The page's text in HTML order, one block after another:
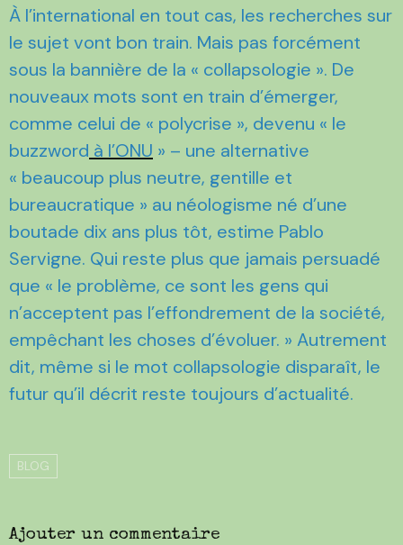
À l’international en tout cas, les recherches sur
le sujet vont bon train. Mais pas forcément
sous la bannière de la « collapsologie ». De
nouveaux mots sont en train d’émerger,
comme celui de « polycrise », devenu « le
buzzword à l’ONU » – une alternative
« beaucoup plus neutre, gentille et
bureaucratique » au néologisme né d’une
boutade dix ans plus tôt, estime Pablo
Servigne. Qui reste plus que jamais persuadé
que « le problème, ce sont les gens qui
n’acceptent pas l’effondrement de la société,
empêchant les choses d’évoluer. » Autrement
dit, même si le mot collapsologie disparaît, le
futur qu’il décrit reste toujours d’actualité.
BLOG
Ajouter un commentaire